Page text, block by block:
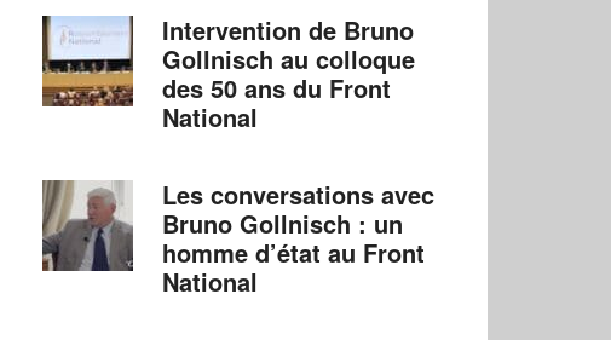
Intervention de Bruno
Gollnisch au colloque
des 50 ans du Front
National
Les conversations avec
Bruno Gollnisch : un
homme d’état au Front
National